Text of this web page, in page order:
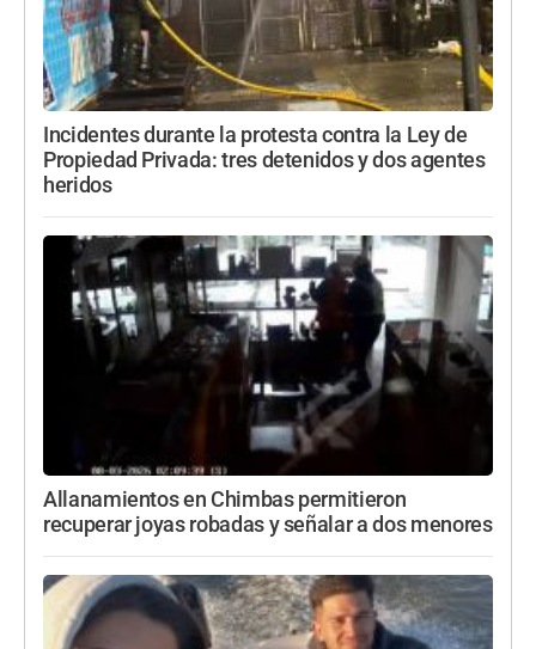
Incidentes durante la protesta contra la Ley de
Propiedad Privada: tres detenidos y dos agentes
heridos
Allanamientos en Chimbas permitieron
recuperar joyas robadas y señalar a dos menores